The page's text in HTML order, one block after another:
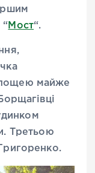
“ Мост“.
майже
Третьою